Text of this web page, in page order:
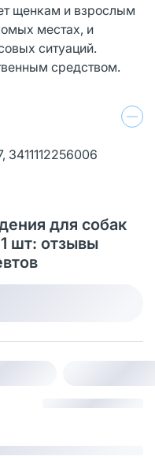
щенкам и взрослым
местах, и
ситуаций.
средством.
для собак
шт: отзывы